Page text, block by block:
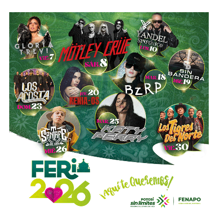
Esa conversión todavía no ocurre: se proyecta para 2027.
Azcárraga ha reducido considerablemente sus acciones
de la compañía, aunque conserva (vía un fideicomiso
familiar y una clase especial de acciones) el control formal
del voto de la empresa, independientemente de cuánto
capital tenga cada quien. En resumidas cuentas, aunque
Emilio Azcárraga tiene el poder de decisión,el mismo
financiero que reparte el control de El Realito con los
dos hombres más poderosos de Televisa está, al
mismo tiempo, camino a convertirse en el mayor
dueño accionario de la propia televisora.